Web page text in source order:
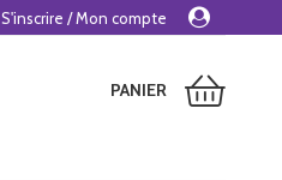
PANIER
S'inscrire / Mon compte